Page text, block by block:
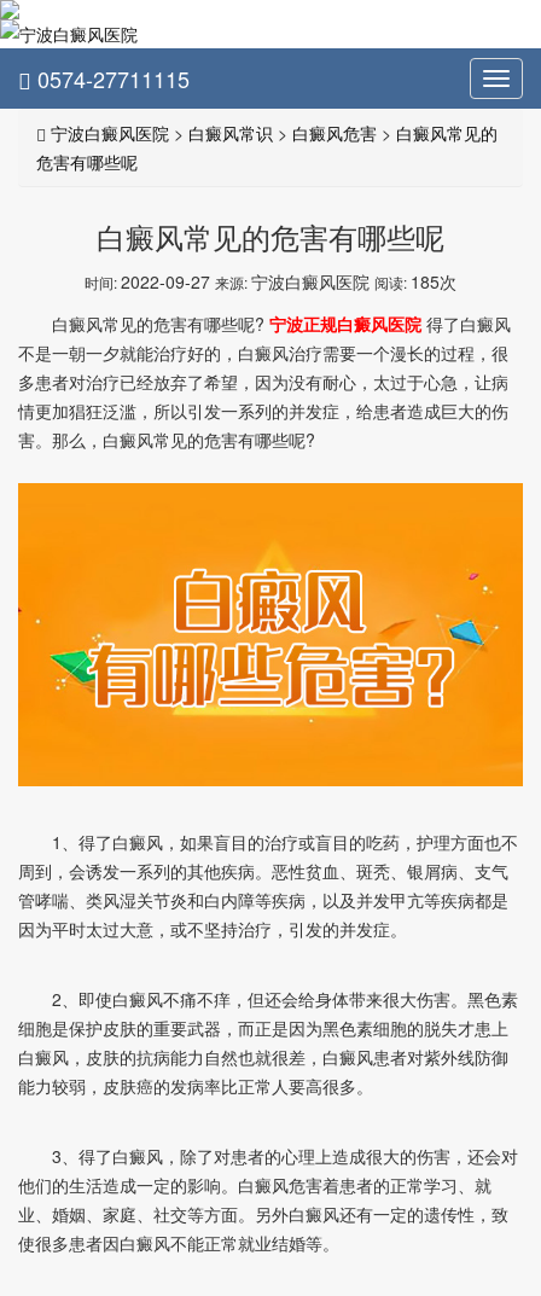
0574-27711115
宁波白癜风医院 > 白癜风常识 > 白癜风危害 > 白癜风常见的
危害有哪些呢
白癜风常见的危害有哪些呢
时间:2022-09-27 来源:宁波白癜风医院 阅读: 185次
白癜风常见的危害有哪些呢? 宁波正规白癜风医院得了白癜风
不是一朝一夕就能治疗好的，白癜风治疗需要一个漫长的过程，很
多患者对治疗已经放弃了希望，因为没有耐心，太过于心急，让病
情更加猖狂泛滥，所以引发一系列的并发症，给患者造成巨大的伤
害。那么，白癜风常见的危害有哪些呢?
1、得了白癜风，如果盲目的治疗或盲目的吃药，护理方面也不
周到，会诱发一系列的其他疾病。恶性贫血、斑秃、银屑病、支气
管哮喘、类风湿关节炎和白内障等疾病，以及并发甲亢等疾病都是
因为平时太过大意，或不坚持治疗，引发的并发症。
2、即使白癜风不痛不痒，但还会给身体带来很大伤害。黑色素
细胞是保护皮肤的重要武器，而正是因为黑色素细胞的脱失才患上
白癜风，皮肤的抗病能力自然也就很差，白癜风患者对紫外线防御
能力较弱，皮肤癌的发病率比正常人要高很多。
3、得了白癜风，除了对患者的心理上造成很大的伤害，还会对
他们的生活造成一定的影响。白癜风危害着患者的正常学习、就
业、婚姻、家庭、社交等方面。另外白癜风还有一定的遗传性，致
使很多患者因白癜风不能正常就业结婚等。